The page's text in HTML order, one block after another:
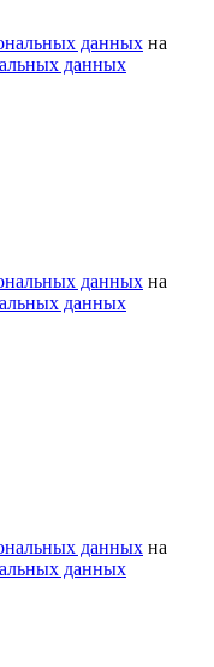
данных на
данных
данных на
данных
данных на
данных